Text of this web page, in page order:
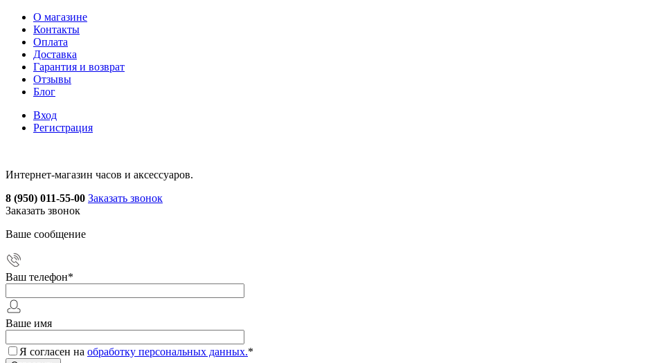
О магазине
Контакты
Оплата
Доставка
Гарантия и возврат
Отзывы
Блог
Вход
Регистрация
Интернет-магазин часов и аксессуаров.
8 (950) 011-55-00 Заказать звонок
Заказать звонок
Ваше сообщение
Ваш телефон*
Ваше имя
Я согласен на обработку персональных данных.*